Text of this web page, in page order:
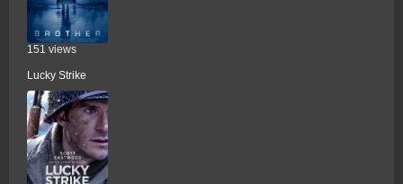
151 views
Lucky Strike